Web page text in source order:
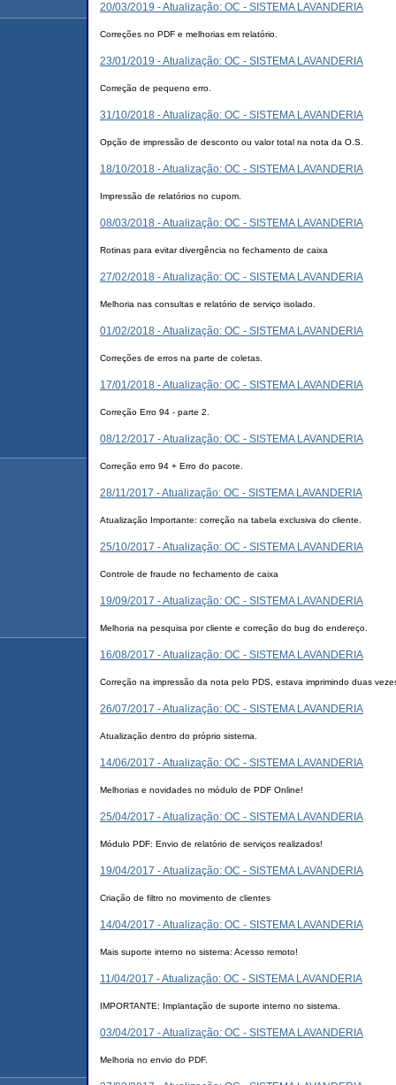
20/03/2019 - Atualização: OC - SISTEMA LAVANDERIA
Correções no PDF e melhorias em relatório.
23/01/2019 - Atualização: OC - SISTEMA LAVANDERIA
Correção de pequeno erro.
31/10/2018 - Atualização: OC - SISTEMA LAVANDERIA
Opção de impressão de desconto ou valor total na nota da O.S.
18/10/2018 - Atualização: OC - SISTEMA LAVANDERIA
Impressão de relatórios no cupom.
08/03/2018 - Atualização: OC - SISTEMA LAVANDERIA
Rotinas para evitar divergência no fechamento de caixa
27/02/2018 - Atualização: OC - SISTEMA LAVANDERIA
Melhoria nas consultas e relatório de serviço isolado.
01/02/2018 - Atualização: OC - SISTEMA LAVANDERIA
Correções de erros na parte de coletas.
17/01/2018 - Atualização: OC - SISTEMA LAVANDERIA
Correção Erro 94 - parte 2.
08/12/2017 - Atualização: OC - SISTEMA LAVANDERIA
Correção erro 94 + Erro do pacote.
28/11/2017 - Atualização: OC - SISTEMA LAVANDERIA
Atualização Importante: correção na tabela exclusiva do cliente.
25/10/2017 - Atualização: OC - SISTEMA LAVANDERIA
Controle de fraude no fechamento de caixa
19/09/2017 - Atualização: OC - SISTEMA LAVANDERIA
Melhoria na pesquisa por cliente e correção do bug do endereço.
16/08/2017 - Atualização: OC - SISTEMA LAVANDERIA
Correção na impressão da nota pelo PDS, estava imprimindo duas
26/07/2017 - Atualização: OC - SISTEMA LAVANDERIA
Atualização dentro do próprio sistema.
14/06/2017 - Atualização: OC - SISTEMA LAVANDERIA
Melhorias e novidades no módulo de PDF Online!
25/04/2017 - Atualização: OC - SISTEMA LAVANDERIA
Módulo PDF: Envio de relatório de serviços realizados!
19/04/2017 - Atualização: OC - SISTEMA LAVANDERIA
Criação de filtro no movimento de clientes
14/04/2017 - Atualização: OC - SISTEMA LAVANDERIA
Mais suporte interno no sistema: Acesso remoto!
11/04/2017 - Atualização: OC - SISTEMA LAVANDERIA
IMPORTANTE: Implantação de suporte interno no sistema.
03/04/2017 - Atualização: OC - SISTEMA LAVANDERIA
Melhoria no envio do PDF.